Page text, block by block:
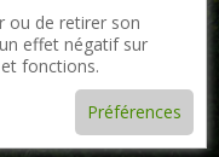
ou de retirer son
effet négatif sur
fonctions.
Préférences